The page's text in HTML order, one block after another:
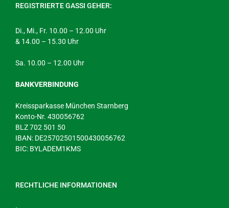
REGISTRIERTE GASSI GEHER:
Di., Mi., Fr. 10.00 – 12.00 Uhr
& 14.00 – 15.30 Uhr
Sa. 10.00 – 12.00 Uhr
BANKVERBINDUNG
Kreissparkasse München Starnberg
Konto-Nr. 430056762
BLZ 702 501 50
IBAN: DE25702501500430056762
BIC: BYLADEM1KMS
RECHTLICHE INFORMATIONEN